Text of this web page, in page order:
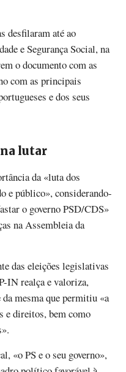
desfilaram até ao
e Segurança Social, na
o documento com as
com as principais
e dos seus
lutar
da «luta dos
e público», considerando-
o governo PSD/CDS»
na Assembleia da
das eleições legislativas
IN realça e valoriza,
mesma que permitiu «a
e direitos, bem como
«o PS e o seu governo»,